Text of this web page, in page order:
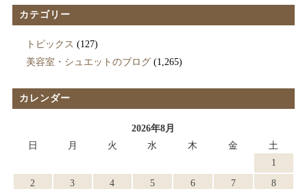
カテゴリー
トピックス (127)
美容室・シュエットのブログ(1,265)
カレンダー
2026年8月
日
月 火 水 木 金
土
1
2
3 4 5 6 7
8